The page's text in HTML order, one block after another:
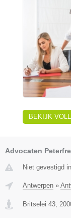
BEKIJK
Advocaten
Niet gevestigd
Antwerpen »
Britselei 43